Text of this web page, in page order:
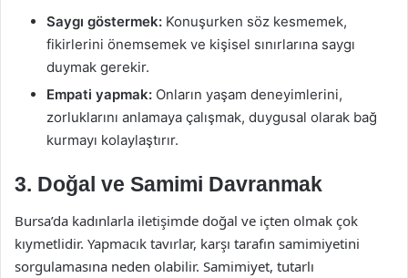
Saygı göstermek: Konuşurken söz kesmemek,
fikirlerini önemsemek ve kişisel sınırlarına saygı
duymak gerekir.
Empati yapmak: Onların yaşam deneyimlerini,
zorluklarını anlamaya çalışmak, duygusal olarak bağ
kurmayı kolaylaştırır.
3. Doğal ve Samimi Davranmak
Bursa’da kadınlarla iletişimde doğal ve içten olmak çok
kıymetlidir. Yapmacık tavırlar, karşı tarafın samimiyetini
sorgulamasına neden olabilir. Samimiyet, tutarlı